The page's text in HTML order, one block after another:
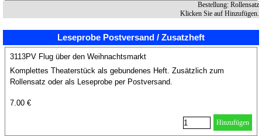
Bestellung: Rollensatz
Klicken Sie auf Hinzufügen.
Leseprobe Postversand / Zusatzheft
3113PV Flug über den Weihnachtsmarkt
Komplettes Theaterstück als gebundenes Heft. Zusätzlich zum
Rollensatz oder als Leseprobe per Postversand.
7.00 €
Hinzufügen